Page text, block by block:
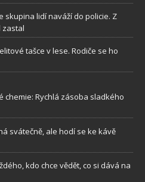
skupina lidí naváží do policie. Z
zastal
tašce v lese. Rodiče se ho
chemie: Rychlá zásoba sladkého
svátečně, ale hodí se ke kávě
kdo chce vědět, co si dává na